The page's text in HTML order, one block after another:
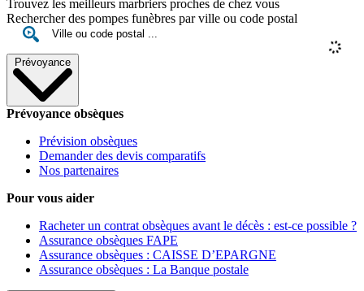
Trouvez les meilleurs marbriers proches de chez vous
Rechercher des pompes funèbres par ville ou code postal
Prévoyance
Prévoyance obsèques
Prévision obsèques
Demander des devis comparatifs
Nos partenaires
Pour vous aider
Racheter un contrat obsèques avant le décès : est-ce possible ?
Assurance obsèques FAPE
Assurance obsèques : CAISSE D’EPARGNE
Assurance obsèques : La Banque postale